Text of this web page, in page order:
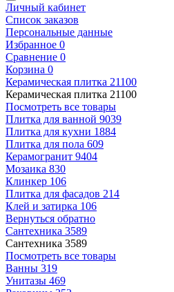
Личный кабинет
Список заказов
Персональные данные
Избранное 0
Сравнение 0
Корзина 0
Керамическая плитка 21100
Керамическая плитка 21100
Посмотреть все товары
Плитка для ванной 9039
Плитка для кухни 1884
Плитка для пола 609
Керамогранит 9404
Мозаика 830
Клинкер 106
Плитка для фасадов 214
Клей и затирка 106
Вернуться обратно
Сантехника 3589
Сантехника 3589
Посмотреть все товары
Ванны 319
Унитазы 469